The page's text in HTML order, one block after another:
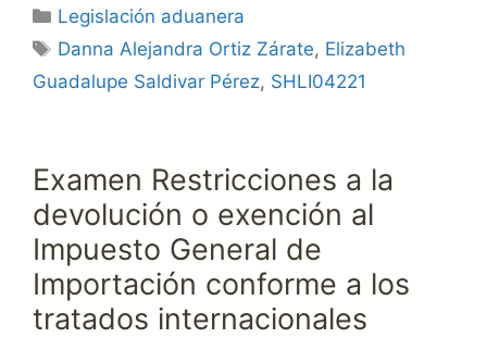
Categorías
Legislación aduanera
Etiquetas
Danna Alejandra Ortiz Zárate, Elizabeth
Guadalupe Saldivar Pérez, SHLI04221
Examen Restricciones a la
devolución o exención al
Impuesto General de
Importación conforme a los
tratados internacionales